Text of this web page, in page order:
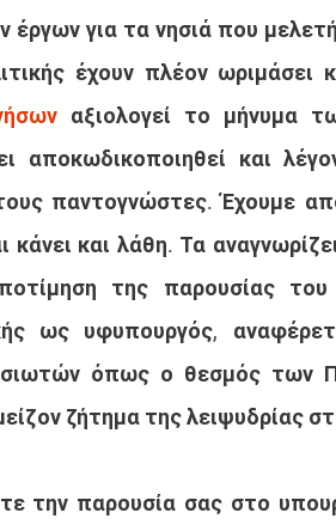
έργων για τα νησιά που
αξιολογεί το μήνυμα
αποκωδικοποιηθεί και
παντογνώστες. Έχουμε
κάνει και λάθη. Τα
της παρουσίας του
ως υφυπουργός,
όπως ο θεσμός των
ζήτημα της λειψυδρίας
την παρουσία σας στο